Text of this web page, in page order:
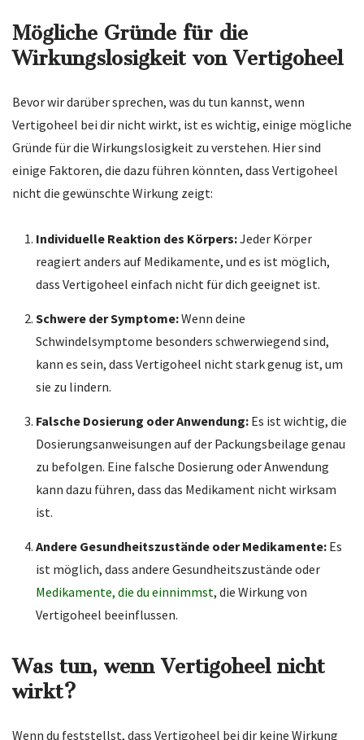
Mögliche Gründe für die
Wirkungslosigkeit von Vertigoheel
Bevor wir darüber sprechen, was du tun kannst, wenn
Vertigoheel bei dir nicht wirkt, ist es wichtig, einige mögliche
Gründe für die Wirkungslosigkeit zu verstehen. Hier sind
einige Faktoren, die dazu führen könnten, dass Vertigoheel
nicht die gewünschte Wirkung zeigt:
Individuelle Reaktion des Körpers:Jeder Körper
reagiert anders auf Medikamente, und es ist möglich,
dass Vertigoheel einfach nicht für dich geeignet ist.
Schwere der Symptome:Wenn deine
Schwindelsymptome besonders schwerwiegend sind,
kann es sein, dass Vertigoheel nicht stark genug ist, um
sie zu lindern.
Falsche Dosierung oder Anwendung:Es ist wichtig, die
Dosierungsanweisungen auf der Packungsbeilage genau
zu befolgen. Eine falsche Dosierung oder Anwendung
kann dazu führen, dass das Medikament nicht wirksam
ist.
Andere Gesundheitszustände oder Medikamente:Es
ist möglich, dass andere Gesundheitszustände oder
Medikamente, die du einnimmst, die Wirkung von
Vertigoheel beeinflussen.
Was tun, wenn Vertigoheel nicht
wirkt?
Wenn du feststellst, dass Vertigoheel bei dir keine Wirkung